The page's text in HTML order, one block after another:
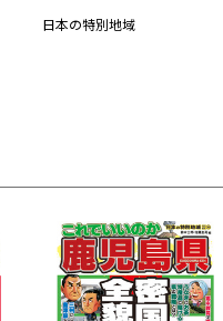
日本の特別地域